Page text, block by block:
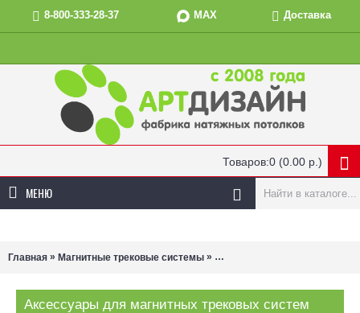
8-800-333-28-37 MAX Доставка
Товаров:0 (0.00 р.)
МЕНЮ
Главная » Магнитные трековые системы » Аксессуары для магнитных
Аксессуары для магнитных трековых систем